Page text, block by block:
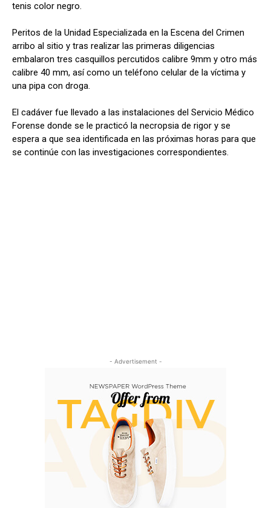
tenis color negro.
Peritos de la Unidad Especializada en la Escena del Crimen
arribo al sitio y tras realizar las primeras diligencias
embalaron tres casquillos percutidos calibre 9mm y otro más
calibre 40 mm, así como un teléfono celular de la víctima y
una pipa con droga.
El cadáver fue llevado a las instalaciones del Servicio Médico
Forense donde se le practicó la necropsia de rigor y se
espera a que sea identificada en las próximas horas para que
se continúe con las investigaciones correspondientes.
- Advertisement -